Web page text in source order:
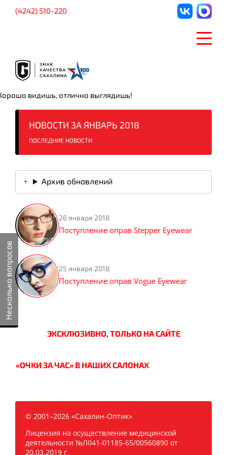
Несколько вопросов
видишь, отлично выглядишь!
(4242) 510-220
НОВОСТИ ЗА ЯНВАРЬ 2018
ПОСЛЕДНИЕ НОВОСТИ
Архив обновлений
26 января 2018
Поступление оправ Stepper Eyewear
25 января 2018
Поступление оправ Vogue Eyewear
ЭКСКЛЮЗИВНО, ТОЛЬКО НА САЙТЕ
«ОЧКИ ЗА ЧАС» В НАШИХ САЛОНАХ
© 2001–2026 «Сахалин-Оптик»
Лицензия на осуществление медицинской
деятельности №Л041-01185-65/00560890 от
20.03.2019 г.